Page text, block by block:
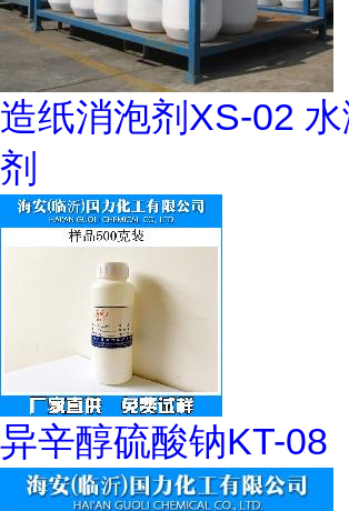
造纸消泡剂XS-02
剂
异辛醇硫酸钠KT-08